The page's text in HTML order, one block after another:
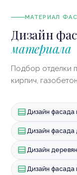
МАТЕРИАЛ
Дизайн
материала
Подбор отделки
кирпич,
Дизайн фасада
Дизайн фасада
Дизайн
Дизайн фасада